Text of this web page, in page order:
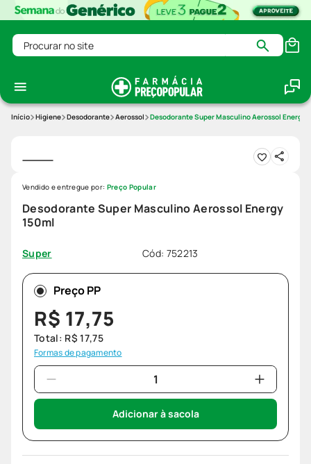
Procurar no site
Higiene Desodorante Aerossol Desodorante Super Masculino Aerossol Energy
Desodorante Super Masculino Aerossol Energy
150ml
Super Cód: 752213
Vendido e entregue por: Preço Popular
Preço PP
R$ 17,75
Total: R$ 17,75
Formas de pagamento
Adicionar à sacola